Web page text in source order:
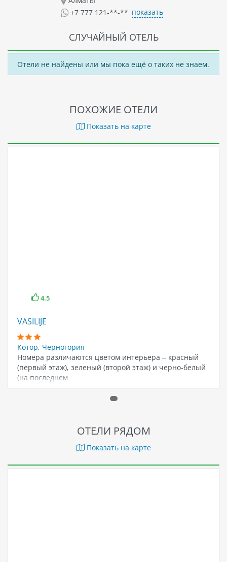
+7 777 121-**-** показать
СЛУЧАЙНЫЙ ОТЕЛЬ
Отели не найдены или мы пока ещё о таких не знаем.
ПОХОЖИЕ ОТЕЛИ
Показать на карте
4.5
VASILIJE
Котор, Черногория
Номера различаются цветом интерьера – красный
(первый этаж), зеленый (второй этаж) и черно-белый
(на последнем…
ОТЕЛИ РЯДОМ
Показать на карте